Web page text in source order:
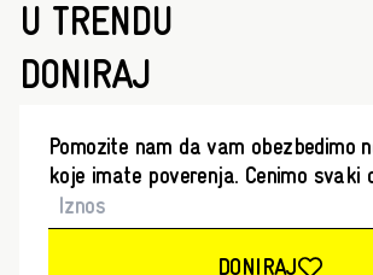
U TRENDU
DONIRAJ
Pomozite nam da vam obezbedimo
koje imate poverenja. Cenimo svaki
DONIRAJ